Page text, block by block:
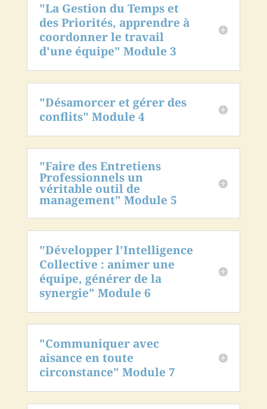
"La Gestion du Temps et
des Priorités, apprendre à
coordonner le travail
d'une équipe" Module 3
"Désamorcer et gérer des
conflits" Module 4
"Faire des Entretiens
Professionnels un
véritable outil de
management" Module 5
"Développer l'Intelligence
Collective : animer une
équipe, générer de la
synergie" Module 6
"Communiquer avec
aisance en toute
circonstance" Module 7